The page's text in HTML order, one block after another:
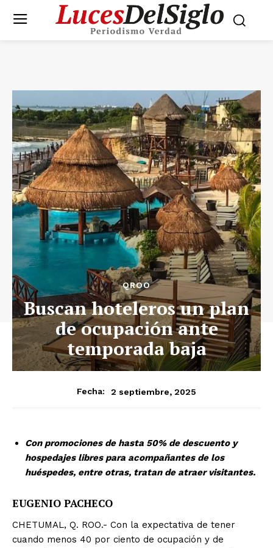
QROO
Buscan hoteleros un plan
de ocupación ante
temporada baja
Fecha: 2 septiembre, 2025
Con promociones de hasta 50% de descuento y
hospedajes libres para acompañantes de los
huéspedes, entre otras, tratan de atraer visitantes.
EUGENIO PACHECO
CHETUMAL, Q. ROO.- Con la expectativa de tener
cuando menos 40 por ciento de ocupación y de